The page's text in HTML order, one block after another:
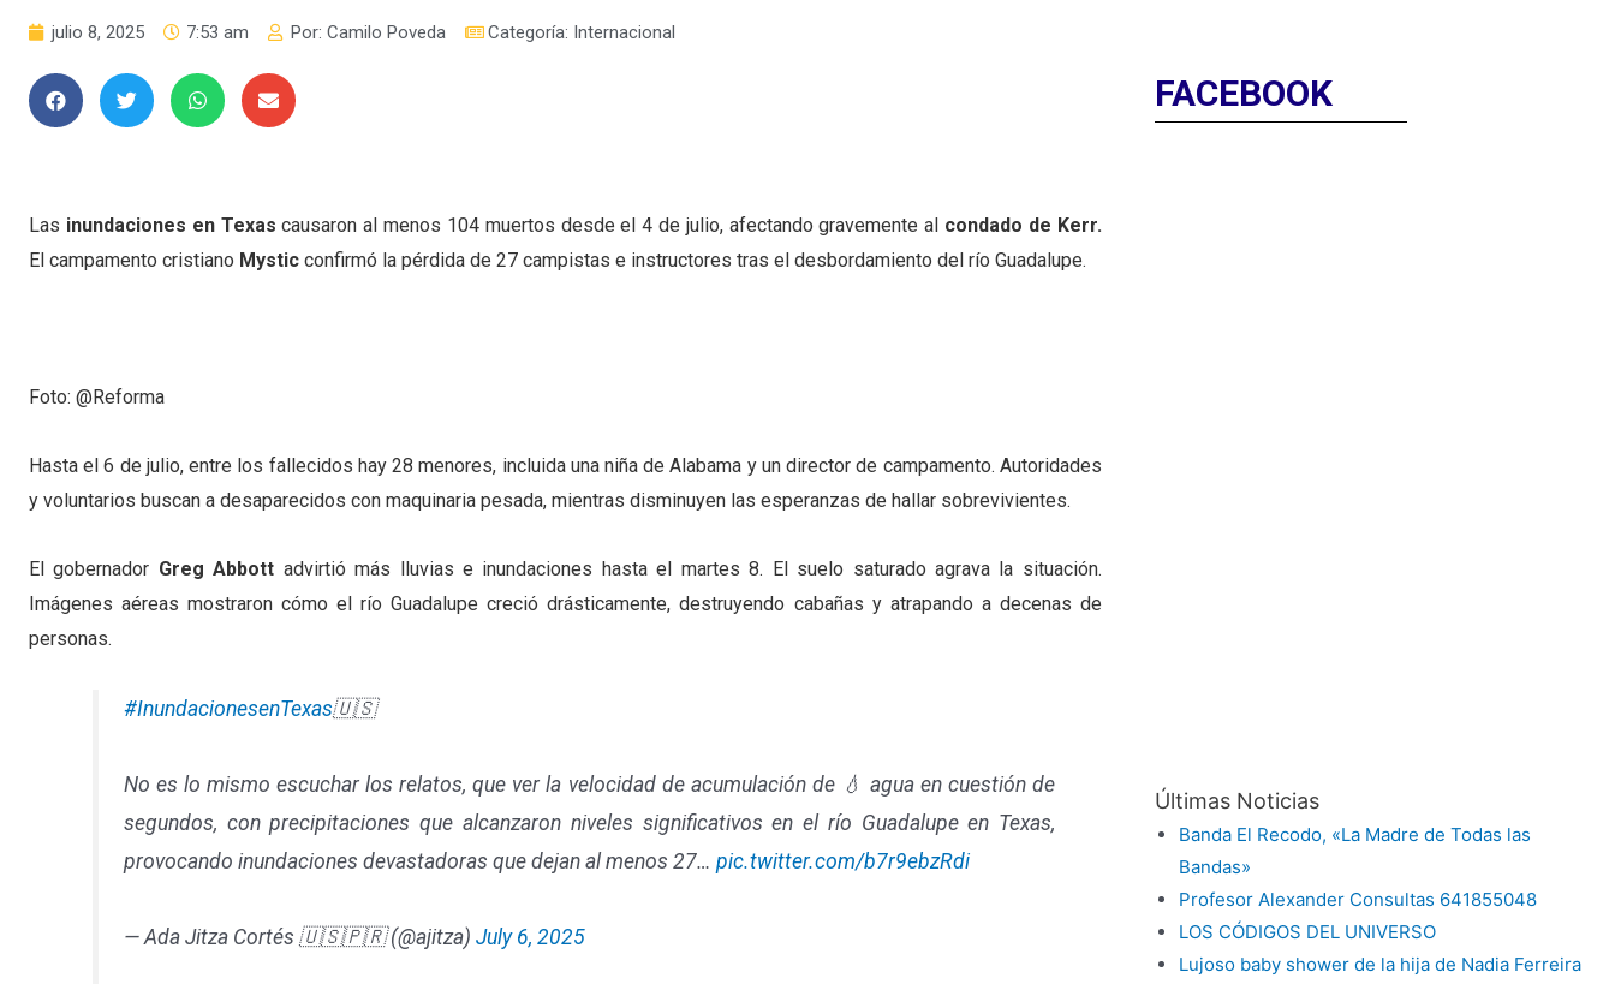
julio 8, 2025 7:53 am Por: Camilo Poveda Categoría: Internacional
Las inundaciones en Texas causaron al menos 104 muertos desde el 4 de julio, afectando gravemente al condado de Kerr.
El campamento cristiano Mystic confirmó la pérdida de 27 campistas e instructores tras el desbordamiento del río Guadalupe.
Foto: @Reforma
Hasta el 6 de julio, entre los fallecidos hay 28 menores, incluida una niña de Alabama y un director de campamento. Autoridades
y voluntarios buscan a desaparecidos con maquinaria pesada, mientras disminuyen las esperanzas de hallar sobrevivientes.
El gobernador Greg Abbott advirtió más lluvias e inundaciones hasta el martes 8. El suelo saturado agrava la situación.
Imágenes aéreas mostraron cómo el río Guadalupe creció drásticamente, destruyendo cabañas y atrapando a decenas de
personas.
#InundacionesenTexas🇺🇸
No es lo mismo escuchar los relatos, que ver la velocidad de acumulación de 💧 agua en cuestión de
segundos, con precipitaciones que alcanzaron niveles significativos en el río Guadalupe en Texas,
provocando inundaciones devastadoras que dejan al menos 27… pic.twitter.com/b7r9ebzRdi
— Ada Jitza Cortés 🇺🇸🇵🇷 (@ajitza) July 6, 2025
FACEBOOK
Últimas Noticias
Banda El Recodo, «La Madre de Todas las
Bandas»
Profesor Alexander Consultas 641855048
LOS CÓDIGOS DEL UNIVERSO
Lujoso baby shower de la hija de Nadia Ferreira